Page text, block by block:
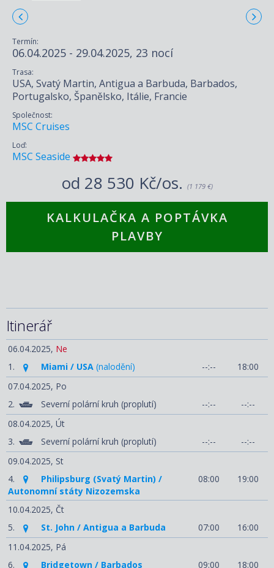
Termín:
06.04.2025 - 29.04.2025, 23 nocí
Trasa:
USA, Svatý Martin, Antigua a Barbuda, Barbados,
Portugalsko, Španělsko, Itálie, Francie
Společnost:
MSC Cruises
Loď:
MSC Seaside
od 28 530 Kč/os. (1 179 €)
KALKULAČKA A POPTÁVKA
PLAVBY
Itinerář
06.04.2025, Ne
1.
Miami / USA (nalodění) --:--
18:00
07.04.2025, Po
2.
Severní polární kruh (proplutí) --:--
--:--
08.04.2025, Út
3.
Severní polární kruh (proplutí) --:--
--:--
09.04.2025, St
4.
Philipsburg (Svatý Martin) /
Autonomní státy Nizozemska
08:00 19:00
10.04.2025, Čt
5.
St. John / Antigua a Barbuda 07:00
16:00
11.04.2025, Pá
6.
Bridgetown / Barbados 09:00
18:00